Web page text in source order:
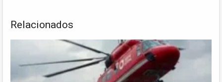
Relacionados